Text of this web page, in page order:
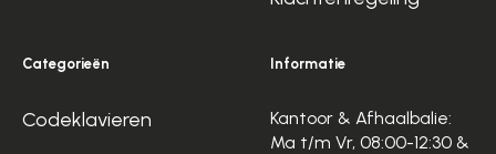
Categorieën
Codeklavieren
Informatie
Kantoor & Afhaalbalie:
Ma t/m Vr, 08:00-12:30 &